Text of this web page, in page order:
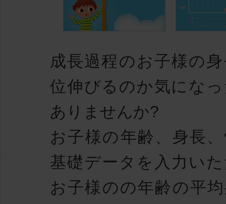
成長過程のお子様の
位伸びるのか気にな
ありませんか?
お子様の年齢、身長
基礎データを入力い
お子様のの年齢の平